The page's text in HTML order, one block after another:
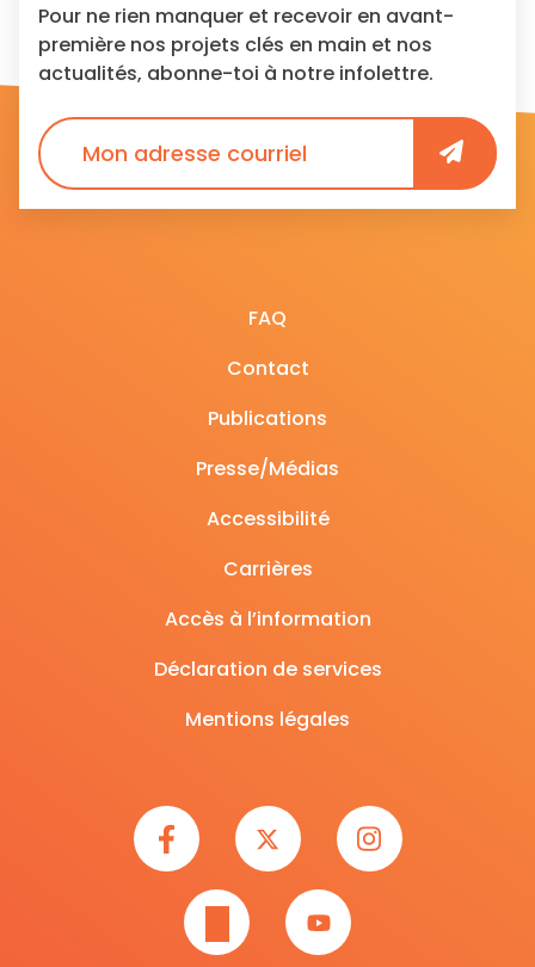
Pour ne rien manquer et recevoir en avant-
première nos projets clés en main et nos
actualités, abonne-toi à notre infolettre.
FAQ
Contact
Publications
Presse/Médias
Accessibilité
Carrières
Accès à l’information
Déclaration de services
Mentions légales